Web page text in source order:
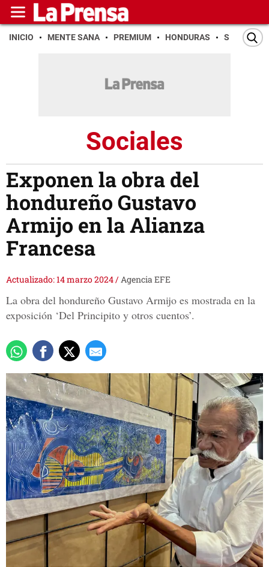
INICIO MENTE SANA PREMIUM HONDURAS SAN PEDRO
Sociales
Exponen la obra del
hondureño Gustavo
Armijo en la Alianza
Francesa
Actualizado: 14 marzo 2024/Agencia EFE
La obra del hondureño Gustavo Armijo es mostrada en la
exposición ‘Del Principito y otros cuentos’.